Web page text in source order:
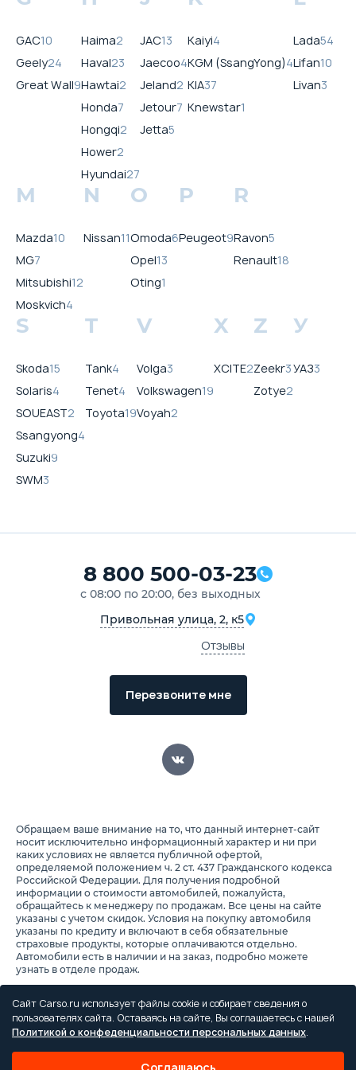
GAC10
Geely24
Great Wall9
Haima2
Haval23
Hawtai2
Honda7
Hongqi2
Hower2
Hyundai27
JAC13
Jaecoo4
Jeland2
Jetour7
Jetta5
Kaiyi4
KGM (SsangYong)4
KIA37
Knewstar1
Lada54
Lifan10
Livan3
M
Mazda10
MG7
Mitsubishi12
Moskvich4
N
Nissan11
O
Omoda6
Opel13
Oting1
P
Peugeot9
R
Ravon5
Renault18
S
Skoda15
Solaris4
SOUEAST2
Ssangyong4
Suzuki9
SWM3
T
Tank4
Tenet4
Toyota19
V
Volga3
Volkswagen19
Voyah2
X
XCITE2
Z
Zeekr3
Zotye2
У
УАЗ3
8 800 500-03-23
с 08:00 по 20:00, без выходных
Привольная улица, 2, к5
Отзывы
Перезвоните мне
Обращаем ваше внимание на то, что данный интернет-сайт
носит исключительно информационный характер и ни при
каких условиях не является публичной офертой,
определяемой положением ч. 2 ст. 437 Гражданского кодекса
Российской Федерации. Для получения подробной
информации о стоимости автомобилей, пожалуйста,
обращайтесь к менеджеру по продажам. Все цены на сайте
указаны с учетом скидок. Условия на покупку автомобиля
указаны по кредиту и включают в себя обязательные
страховые продукты, которые оплачиваются отдельно.
Автомобили есть в наличии и на заказ, подробно можете
узнать в отделе продаж.
Предоставляя свои персональные данные и используя
настоящий веб-сайт, Вы соглашаетесь с обработкой Ваших
персональных данных и принимаете условия их обработки.
Сайт Carso.ru использует файлы cookie и собирает сведения о
пользователях сайта. Оставаясь на сайте, Вы соглашаетесь с нашей
Политикой о конфеденциальности персональных данных.